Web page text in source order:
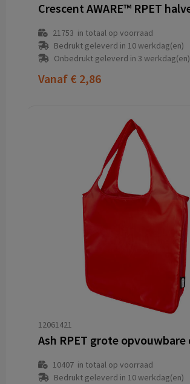
21753 in totaal op voorraad
Bedrukt geleverd in 10 werkdag(en)
Onbedrukt geleverd in 3 werkdag(en)
Vanaf € 2,86
12061421
10407in totaal op voorraad
Bedrukt geleverd in 10 werkdag(en)